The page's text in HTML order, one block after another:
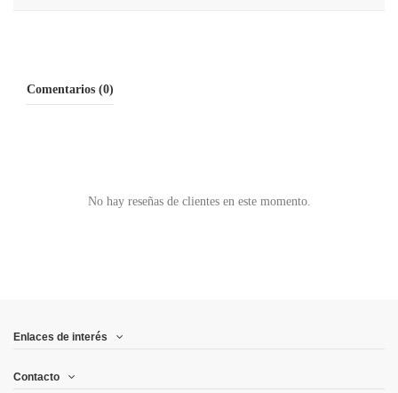
Comentarios (0)
No hay reseñas de clientes en este momento.
Enlaces de interés
Contacto